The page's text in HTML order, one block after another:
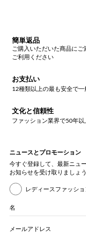
簡単返品
ご購入いただいた商品に
ご利用ください
お支払い
12種類以上の最も安全で一
文化と信頼性
ファッション業界で50年
ニュースとプロモーション
今すぐ登録して、最新ニュ
お知らせを受け取りましょう
レディースファッショ
名
メールアドレス